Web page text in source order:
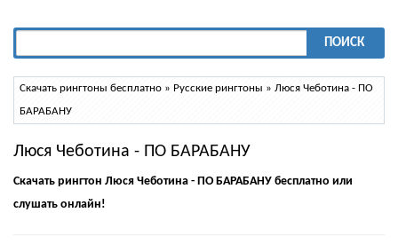
ПОИСК
Скачать рингтоны бесплатно » Русские рингтоны » Люся Чеботина - ПО
БАРАБАНУ
Люся Чеботина - ПО БАРАБАНУ
Скачать рингтон Люся Чеботина - ПО БАРАБАНУ бесплатно или
слушать онлайн!